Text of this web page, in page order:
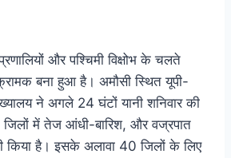
और पश्चिमी विक्षोभ के चलते
बना हुआ है। अमौसी स्थित यूपी-
ने अगले 24 घंटों यानी शनिवार की
में तेज आंधी-बारिश, और वज्रपात
किया है। इसके अलावा 40 जिलों के लिए